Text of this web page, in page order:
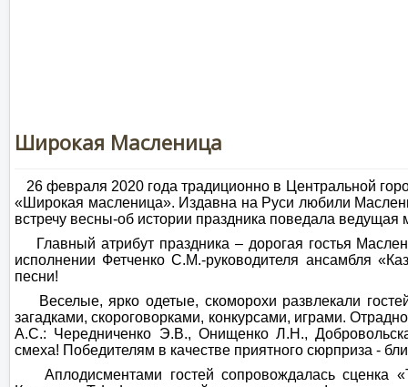
Широкая Масленица
26 февраля 2020 года традиционно в Центральной
«Широкая масленица». Издавна на Руси любили
встречу весны-об истории праздника поведала
Главный атрибут праздника – дорогая гостья
исполнении Фетченко С.М.-руководителя ансамбля
песни!
Веселые, ярко одетые, скоморохи развлекали
загадками, скороговорками, конкурсами, играми.
А.С.: Чередниченко Э.В., Онищенко Л.Н.,
смеха! Победителям в качестве приятного сюрприза -
Аплодисментами гостей сопровождалась сценка